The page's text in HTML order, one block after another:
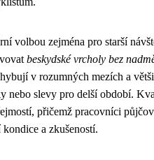
volbou zejména pro starší
beskydské vrcholy bez
v rozumných mezích a
nebo slevy pro delší období.
přičemž pracovníci
a zkušeností.